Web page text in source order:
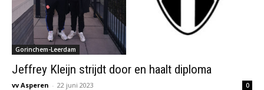
Gorinchem-Leerdam
Jeffrey Kleijn strijdt door en haalt diploma
vv Asperen - 22 juni 2023 0